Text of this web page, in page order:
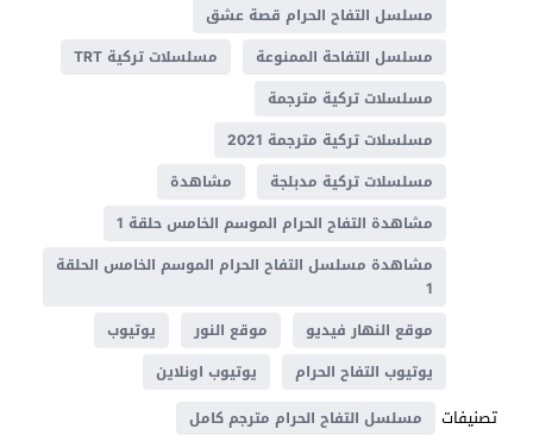
مسلسل التفاح الحرام قصة عشق
مسلسل التفاحة الممنوعة
مسلسلات تركية TRT
مسلسلات تركية مترجمة
مسلسلات تركية مترجمة 2021
مسلسلات تركية مدبلجة
مشاهدة
مشاهدة التفاح الحرام الموسم الخامس حلقة 1
مشاهدة مسلسل التفاح الحرام الموسم الخامس الحلقة
1
موقع النهار فيديو
موقع النور
يوتيوب
يوتيوب التفاح الحرام
يوتيوب اونلاين
تصنيفات مسلسل التفاح الحرام مترجم كامل